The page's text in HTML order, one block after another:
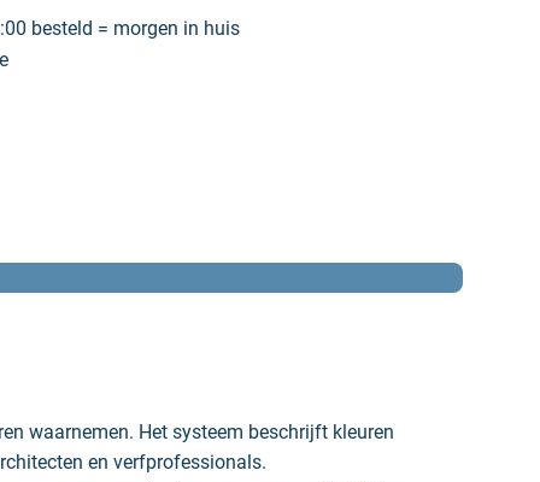
besteld = morgen in huis
waarnemen. Het systeem beschrijft kleuren
en verfprofessionals.